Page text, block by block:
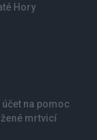
Hory
na pomoc
mrtvicí